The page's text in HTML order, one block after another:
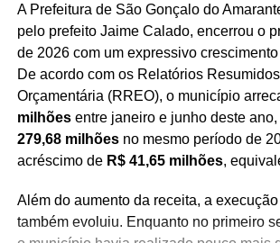
caminhada rumo ao nosso 10º
Nelter.
A Prefeitura de São Gonçalo do
pelo prefeito Jaime Calado, encerrou o
de 2026 com um expressivo
De acordo com os Relatórios
Orçamentária (RREO), o município
milhõesentre janeiro e junho deste ano,
279,68 milhõesno mesmo período de
acréscimo de R$ 41,65 milhões,
Além do aumento da receita, a
também evoluiu. Enquanto no primeiro